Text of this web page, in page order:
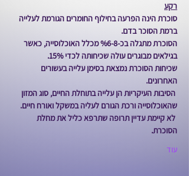
רקע
סוכרת הינה הפרעה בחילוף החומרים הגורמת לעלייה
ברמת הסוכר בדם.
הסוכרת מתגלה בכ-%6-8 מכלל האוכלוסייה, כאשר
בגילאים מבוגרים עולה שכיחותה לכדי 15%.
שכיחות הסוכרת נמצאת בסימן עלייה בעשורים
האחרונים.
הסיבות העיקריות הן עלייה בתוחלת החיים, סוג המזון
שהאוכלוסייה ורכת הגורם לעליה במשקל ואורח חיים.
לא קיימת עדיין תרופה שתרפא כליל את מחלת
הסוכרת.
עוד